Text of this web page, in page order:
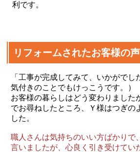
利です。
リフォームされたお客様の声
「工事が完成してみて、いかがでし
気付きのことでもけっこうです。）
お客様の暮らしはどう変わりました
でお尋ねしたところ、Ｙ様はつぎの
した。
職人さんは気持ちのいい方ばかりで
言いましたが、心良く引き受けてい